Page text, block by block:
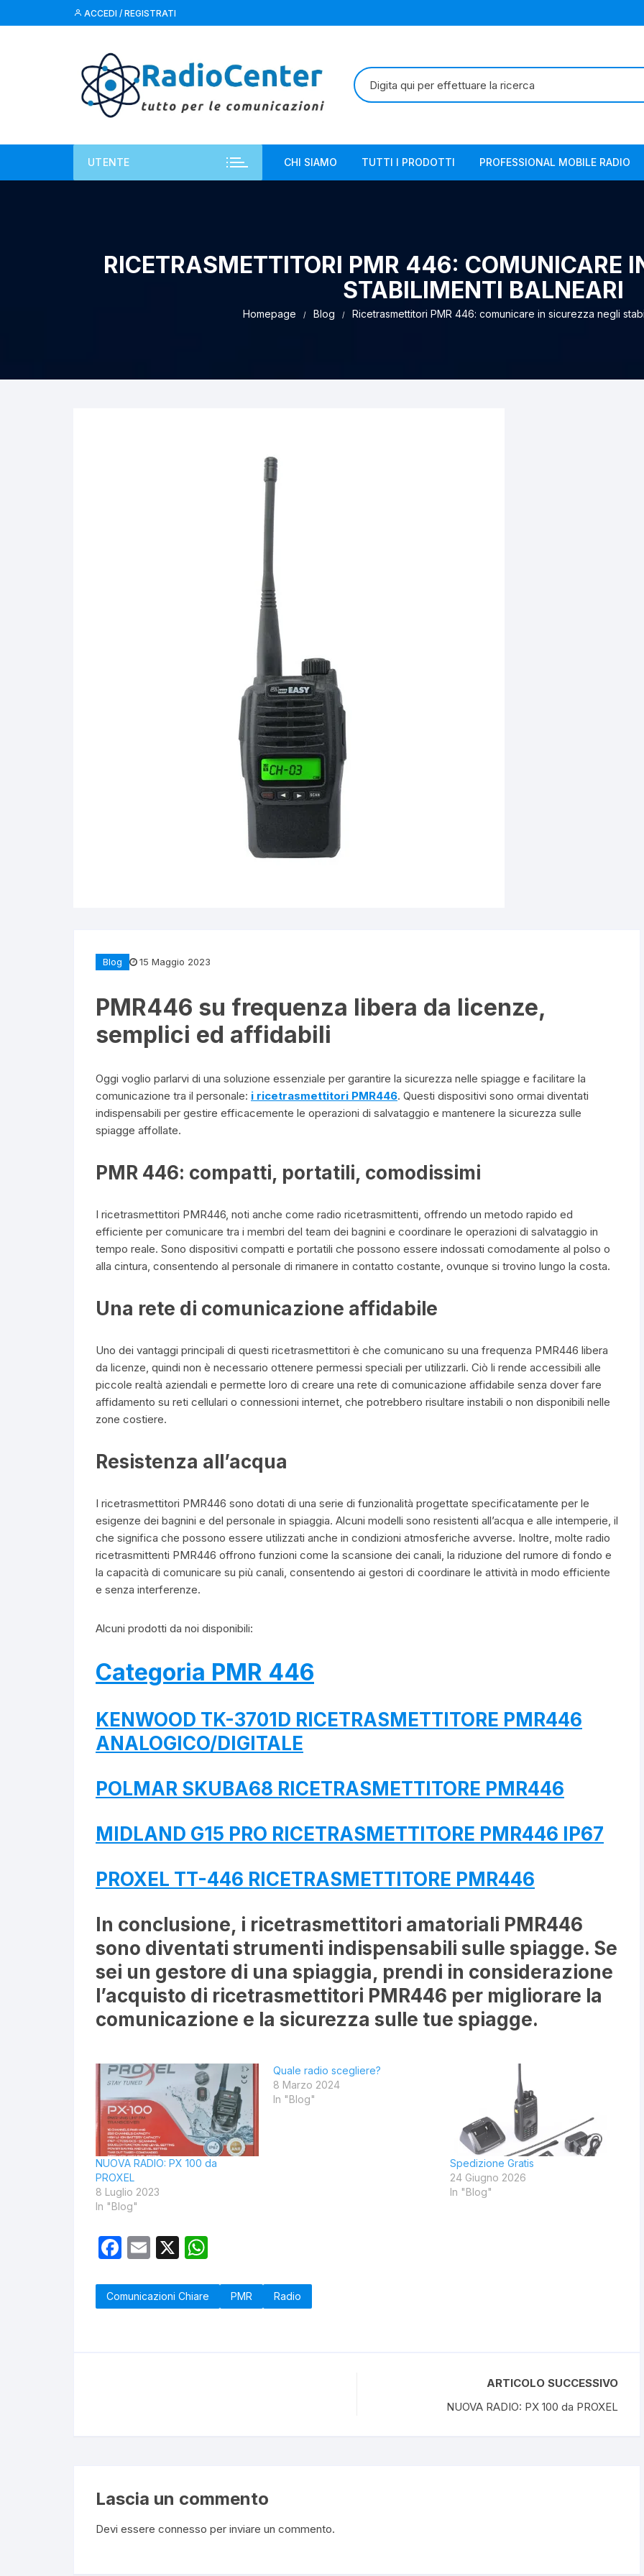
al
ACCEDI / REGISTRATI
Cerca:
UTENTE CHI SIAMO TUTTI I PRODOTTI PROFESSIONAL MOBILE RADIO
RICETRASMETTITORI PMR 446: COMUNICARE
STABILIMENTI BALNEARI
Homepage Blog Ricetrasmettitori PMR 446: comunicare in sicurezza negli
Blog 15 Maggio 2023
PMR446 su frequenza libera da licenze,
semplici ed affidabili
Oggi voglio parlarvi di una soluzione essenziale per garantire la sicurezza nelle spiagge e facilitare la
comunicazione tra il personale: i ricetrasmettitori PMR446. Questi dispositivi sono ormai diventati
indispensabili per gestire efficacemente le operazioni di salvataggio e mantenere la sicurezza sulle
spiagge affollate.
PMR 446: compatti, portatili, comodissimi
I ricetrasmettitori PMR446, noti anche come radio ricetrasmittenti, offrendo un metodo rapido ed
efficiente per comunicare tra i membri del team dei bagnini e coordinare le operazioni di salvataggio in
tempo reale. Sono dispositivi compatti e portatili che possono essere indossati comodamente al polso o
alla cintura, consentendo al personale di rimanere in contatto costante, ovunque si trovino lungo la costa.
Una rete di comunicazione affidabile
Uno dei vantaggi principali di questi ricetrasmettitori è che comunicano su una frequenza PMR446 libera
da licenze, quindi non è necessario ottenere permessi speciali per utilizzarli. Ciò li rende accessibili alle
piccole realtà aziendali e permette loro di creare una rete di comunicazione affidabile senza dover fare
affidamento su reti cellulari o connessioni internet, che potrebbero risultare instabili o non disponibili nelle
zone costiere.
Resistenza all’acqua
I ricetrasmettitori PMR446 sono dotati di una serie di funzionalità progettate specificatamente per le
esigenze dei bagnini e del personale in spiaggia. Alcuni modelli sono resistenti all’acqua e alle intemperie, il
che significa che possono essere utilizzati anche in condizioni atmosferiche avverse. Inoltre, molte radio
ricetrasmittenti PMR446 offrono funzioni come la scansione dei canali, la riduzione del rumore di fondo e
la capacità di comunicare su più canali, consentendo ai gestori di coordinare le attività in modo efficiente
e senza interferenze.
Alcuni prodotti da noi disponibili:
Categoria PMR 446
KENWOOD TK-3701D RICETRASMETTITORE PMR446
ANALOGICO/DIGITALE
POLMAR SKUBA68 RICETRASMETTITORE PMR446
MIDLAND G15 PRO RICETRASMETTITORE PMR446 IP67
PROXEL TT-446 RICETRASMETTITORE PMR446
In conclusione, i ricetrasmettitori amatoriali PMR446
sono diventati strumenti indispensabili sulle spiagge. Se
sei un gestore di una spiaggia, prendi in considerazione
l’acquisto di ricetrasmettitori PMR446 per migliorare la
comunicazione e la sicurezza sulle tue spiagge.
NUOVA RADIO: PX 100 da
PROXEL
8 Luglio 2023
In "Blog"
Quale radio scegliere?
8 Marzo 2024
In "Blog"
Spedizione Gratis
24 Giugno 2026
In "Blog"
F
c
e
E
ail
X
at
s
Comunicazioni Chiare PMR Radio
ARTICOLO SUCCESSIVO
NUOVA RADIO: PX 100 da PROXEL
Lascia un commento
Devi essere connesso per inviare un commento.